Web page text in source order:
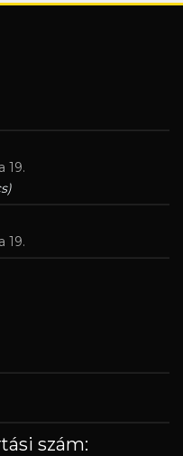
19.
19.
szám: